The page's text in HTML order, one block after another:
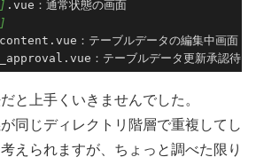
.vue：通常状態の画面
：テーブルデータの編集中画面
：テーブルデータ更新承認待ち
と上手くいきませんでした。
同じディレクトリ階層で重複してし
えられますが、ちょっと調べた限り